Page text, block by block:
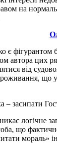
на
фігурантом
автора цих
від
що
логічне
що
мораль»